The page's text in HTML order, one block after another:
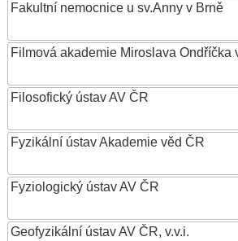
Fakultní nemocnice u sv.Anny v Brně
Filmová akademie Miroslava Ondříčka
Filosofický ústav AV ČR
Fyzikální ústav Akademie věd ČR
Fyziologický ústav AV ČR
Geofyzikální ústav AV ČR, v.v.i.